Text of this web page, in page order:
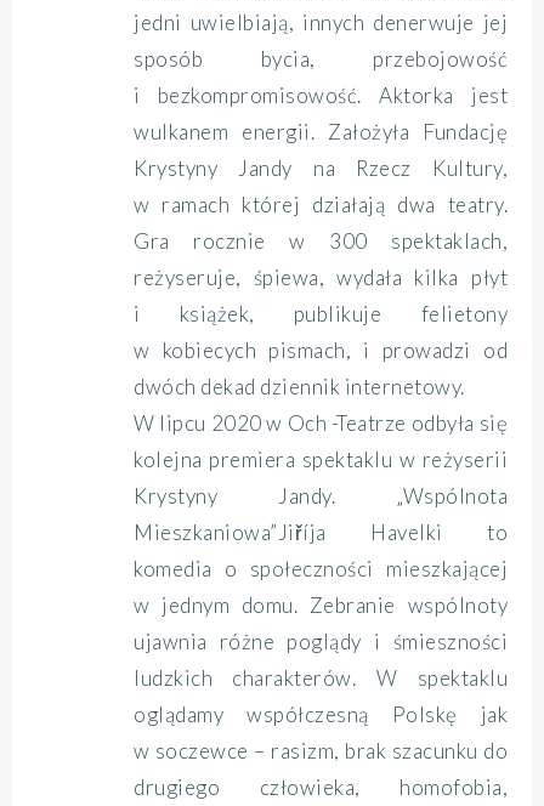
jedni uwielbiają, innych denerwuje jej
sposób bycia, przebojowość
i bezkompromisowość. Aktorka jest
wulkanem energii. Założyła Fundację
Krystyny Jandy na Rzecz Kultury,
w ramach której działają dwa teatry.
Gra rocznie w 300 spektaklach,
reżyseruje, śpiewa, wydała kilka płyt
i książek, publikuje felietony
w kobiecych pismach, i prowadzi od
dwóch dekad dziennik internetowy.
W lipcu 2020 w Och -Teatrze odbyła się
kolejna premiera spektaklu w reżyserii
Krystyny Jandy. „Wspólnota
Mieszkaniowa”Jiříja Havelki to
komedia o społeczności mieszkającej
w jednym domu. Zebranie wspólnoty
ujawnia różne poglądy i śmieszności
ludzkich charakterów. W spektaklu
oglądamy współczesną Polskę jak
w soczewce – rasizm, brak szacunku do
drugiego człowieka, homofobia,